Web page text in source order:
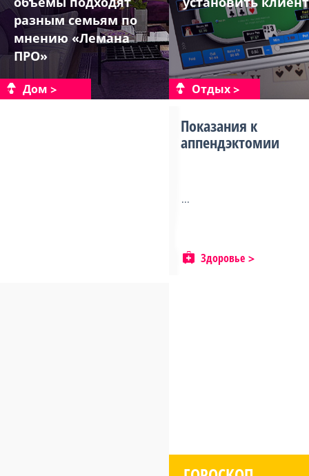
разным семьям по
мнению «Лемана
ПРО»
Дом Отдых
Показания к
аппендэктомии
...
Здоровье